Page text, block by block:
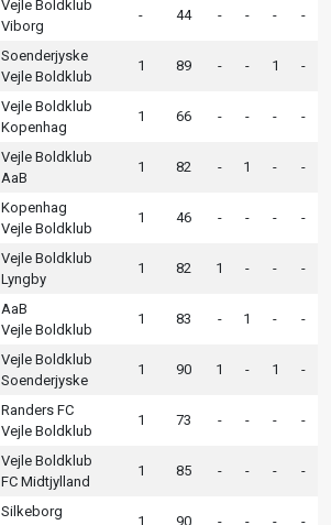
Vejle Boldklub
Viborg
- 44 - - - -
Soenderjyske
Vejle Boldklub
1 89 - - 1 -
Vejle Boldklub
Kopenhag
1 66 - - - -
Vejle Boldklub
AaB
1 82 - 1 - -
Kopenhag
Vejle Boldklub
1 46 - - - -
Vejle Boldklub
Lyngby
1 82 1 - - -
AaB
Vejle Boldklub
1 83 - 1 - -
Vejle Boldklub
Soenderjyske
1 90 1 - 1 -
Randers FC
Vejle Boldklub
1 73 - - - -
Vejle Boldklub
FC Midtjylland
1 85 - - - -
Silkeborg
1 90 - - - -